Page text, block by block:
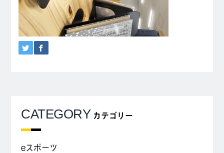
CATEGORY カテゴリー
eスポーツ